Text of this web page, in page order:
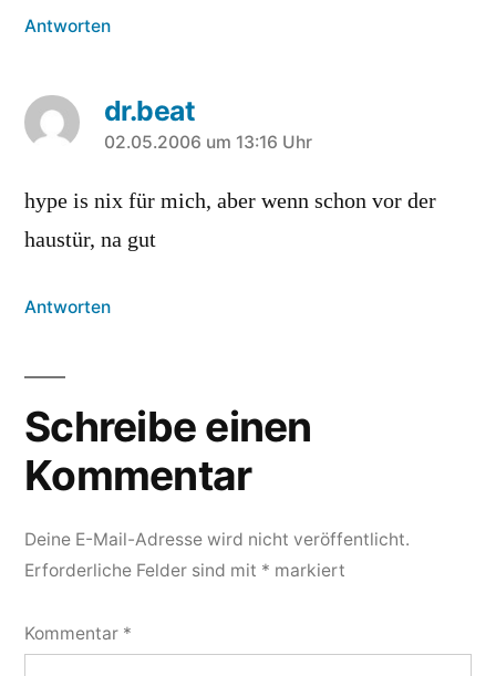
Antworten
dr.beat
sagt:
02.05.2006 um 13:16 Uhr
hype is nix für mich, aber wenn schon vor der
haustür, na gut
Antworten
Schreibe einen
Kommentar
Deine E-Mail-Adresse wird nicht veröffentlicht.
Erforderliche Felder sind mit * markiert
Kommentar *